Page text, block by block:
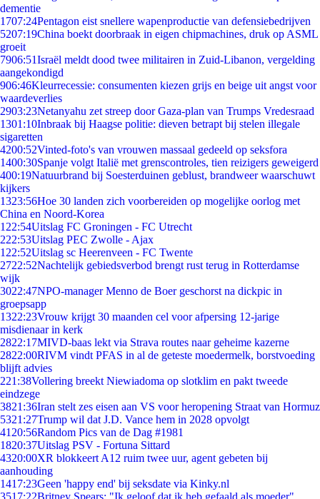
dementie
1707:24Pentagon eist snellere wapenproductie van defensiebedrijven
5207:19China boekt doorbraak in eigen chipmachines, druk op ASML
groeit
7906:51Israël meldt dood twee militairen in Zuid-Libanon, vergelding
aangekondigd
906:46Kleurrecessie: consumenten kiezen grijs en beige uit angst voor
waardeverlies
2903:23Netanyahu zet streep door Gaza-plan van Trumps Vredesraad
1301:10Inbraak bij Haagse politie: dieven betrapt bij stelen illegale
sigaretten
4200:52Vinted-foto's van vrouwen massaal gedeeld op seksfora
1400:30Spanje volgt Italië met grenscontroles, tien reizigers geweigerd
400:19Natuurbrand bij Soesterduinen geblust, brandweer waarschuwt
kijkers
1323:56Hoe 30 landen zich voorbereiden op mogelijke oorlog met
China en Noord-Korea
1 22:54Uitslag FC Groningen - FC Utrecht
222:53Uitslag PEC Zwolle - Ajax
1 22:52Uitslag sc Heerenveen - FC Twente
2722:52Nachtelijk gebiedsverbod brengt rust terug in Rotterdamse
wijk
3022:47NPO-manager Menno de Boer geschorst na dickpic in
groepsapp
1322:23Vrouw krijgt 30 maanden cel voor afpersing 12-jarige
misdienaar in kerk
2822:17MIVD-baas lekt via Strava routes naar geheime kazerne
2822:00RIVM vindt PFAS in al de geteste moedermelk, borstvoeding
blijft advies
221:38Vollering breekt Niewiadoma op slotklim en pakt tweede
eindzege
3821:36Iran stelt zes eisen aan VS voor heropening Straat van Hormuz
5321:27Trump wil dat J.D. Vance hem in 2028 opvolgt
41 20:56Random Pics van de Dag #1981
1820:37Uitslag PSV - Fortuna Sittard
4320:00XR blokkeert A12 ruim twee uur, agent gebeten bij
aanhouding
1417:23Geen 'happy end' bij seksdate via Kinky.nl
3517:22Britney Spears: "Ik geloof dat ik heb gefaald als moeder"